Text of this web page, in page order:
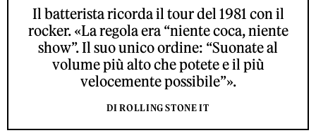
Il batterista ricorda il tour del 1981 con il
rocker. «La regola era “niente coca, niente
show”. Il suo unico ordine: “Suonate al
volume più alto che potete e il più
velocemente possibile”».
DI ROLLING STONE IT